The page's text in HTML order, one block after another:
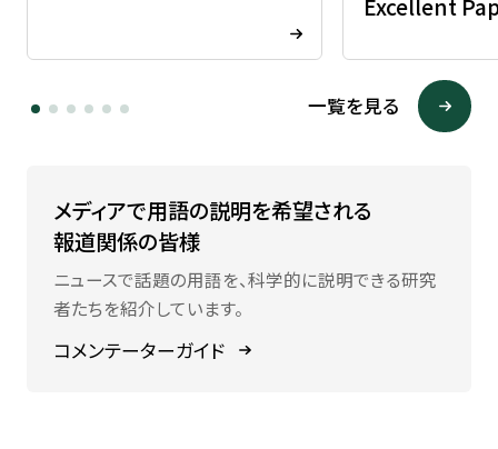
一覧を見る
メディアで用語の説明を希望される
報道関係の皆様
ニュースで話題の用語を、科学的に説明できる研究
者たちを紹介しています。
コメンテーターガイド